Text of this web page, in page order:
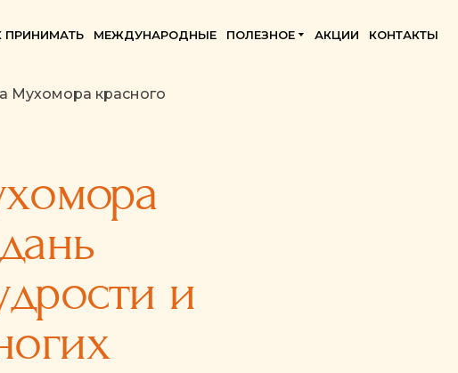
ПРИНИМАТЬ МЕЖДУНАРОДНЫЕ ПОЛЕЗНОЕ АКЦИИ КОНТАКТЫ
Мухомора красного
и